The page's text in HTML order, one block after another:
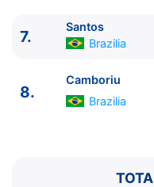
Punta del Este
4.
Buenos Aires
6.
Zi de navigare
7. Santos Brazilia
7.
Santos
Brazilia
8.
Camboriu
Brazilia